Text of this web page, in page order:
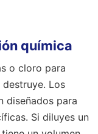
química
o cloro para
Los
diseñados para
Si diluyes un